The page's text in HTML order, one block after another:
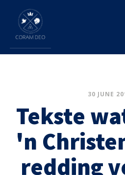
30 JUNE
Tekste
'n
redding